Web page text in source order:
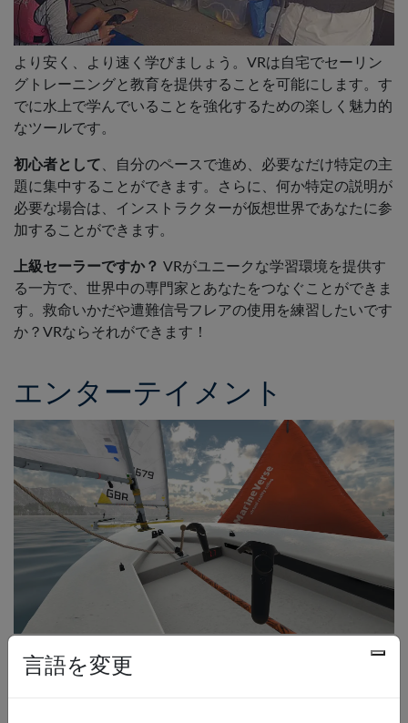
より安く、より速く学びましょう。VRは自宅でセーリン
グトレーニングと教育を提供することを可能にします。す
でに水上で学んでいることを強化するための楽しく魅力的
なツールです。
初心者として、自分のペースで進め、必要なだけ特定の主
題に集中することができます。さらに、何か特定の説明が
必要な場合は、インストラクターが仮想世界であなたに参
加することができます。
上級セーラーですか？ VRがユニークな学習環境を提供す
る一方で、世界中の専門家とあなたをつなぐことができま
す。救命いかだや遭難信号フレアの使用を練習したいです
か？VRならそれができます！
エンターテイメント
VRハードウェアを有効活用して楽しみましょう。
言語を変更